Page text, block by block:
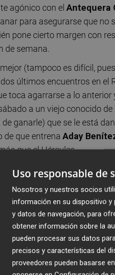
agónico con el Antequera
para asegurarse que no
pone cierto margen con
de semana.
(tampoco es difícil,
últimos encuentros en el
toca agarrarse a lo
a un viejo conocido
ganarle) que se le está
de que entrena Aday
que el Hércules.
pic.twitter.com/
November 5,
en el barcelonésbarrio
le permite
Uso responsable de
Nosotros y nuestros socios
información en su dispositivo y
y datos de navegación, para
obtener información sobre la
pueden procesar sus datos
precisos y características del
proveedores pueden basarse